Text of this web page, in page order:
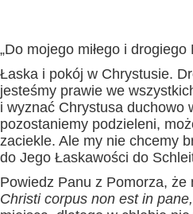
„Do mojego miłego i
Łaska i pokój w Chrystusie.
jesteśmy prawie we
i wyznać Chrystusa duchowo
pozostaniemy podzieleni,
zaciekle. Ale my nie chcemy
do Jego Łaskawości do
Powiedz Panu z Pomorza, że
Christi corpus non est in